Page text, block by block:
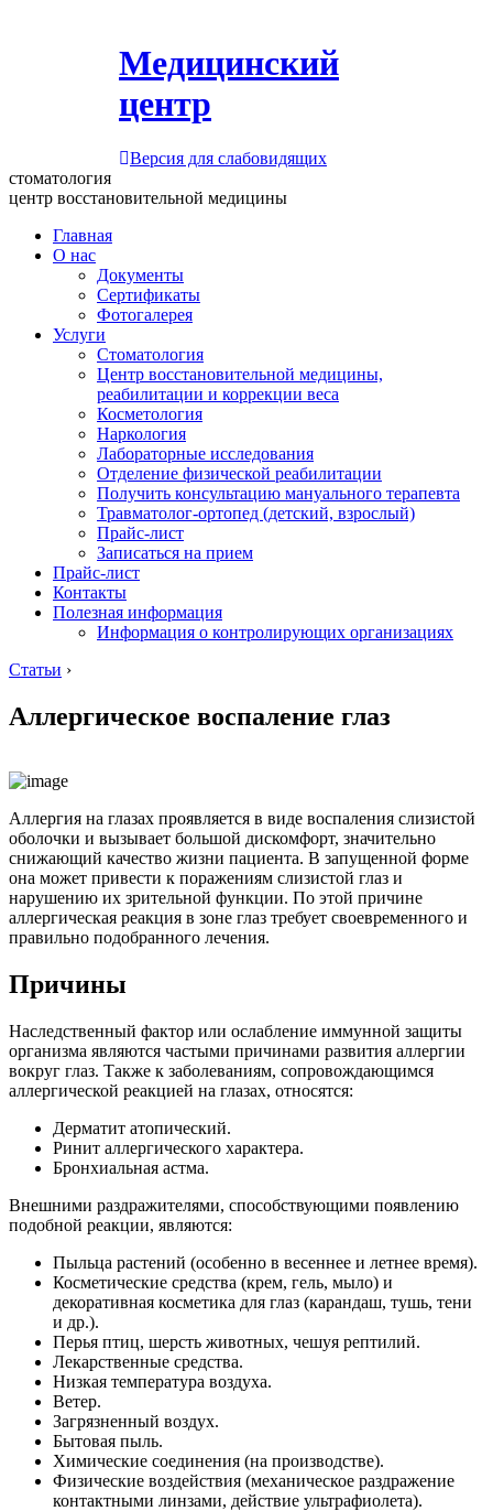
Медицинский
центр
Версия для слабовидящих
стоматология
центр восстановительной медицины
Главная
О нас
Документы
Сертификаты
Фотогалерея
Услуги
Стоматология
Центр восстановительной медицины,
реабилитации и коррекции веса
Косметология
Наркология
Лабораторные исследования
Отделение физической реабилитации
Получить консультацию мануального терапевта
Травматолог-ортопед (детский, взрослый)
Прайс-лист
Записаться на прием
Прайс-лист
Контакты
Полезная информация
Информация о контролирующих организациях
Статьи ›
Аллергическое воспаление глаз
Аллергия на глазах проявляется в виде воспаления слизистой
оболочки и вызывает большой дискомфорт, значительно
снижающий качество жизни пациента. В запущенной форме
она может привести к поражениям слизистой глаз и
нарушению их зрительной функции. По этой причине
аллергическая реакция в зоне глаз требует своевременного и
правильно подобранного лечения.
Причины
Наследственный фактор или ослабление иммунной защиты
организма являются частыми причинами развития аллергии
вокруг глаз. Также к заболеваниям, сопровождающимся
аллергической реакцией на глазах, относятся:
Дерматит атопический.
Ринит аллергического характера.
Бронхиальная астма.
Внешними раздражителями, способствующими появлению
подобной реакции, являются:
Пыльца растений (особенно в весеннее и летнее время).
Косметические средства (крем, гель, мыло) и
декоративная косметика для глаз (карандаш, тушь, тени
и др.).
Перья птиц, шерсть животных, чешуя рептилий.
Лекарственные средства.
Низкая температура воздуха.
Ветер.
Загрязненный воздух.
Бытовая пыль.
Химические соединения (на производстве).
Физические воздействия (механическое раздражение
контактными линзами, действие ультрафиолета).